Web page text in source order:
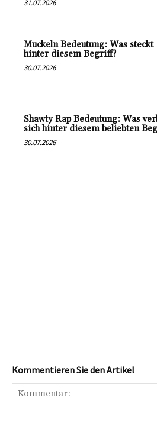
31.07.2026
Muckeln Bedeutung: Was steckt
hinter diesem Begriff?
30.07.2026
Shawty Rap Bedeutung: Was
sich hinter diesem beliebten
30.07.2026
Kommentieren Sie den Artikel